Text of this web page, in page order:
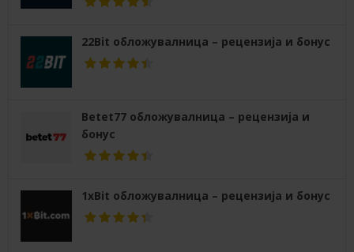
22Bit обложувалница – рецензија и бонус
Betet77 обложувалница – рецензија и
бонус
1xBit обложувалница – рецензија и бонус